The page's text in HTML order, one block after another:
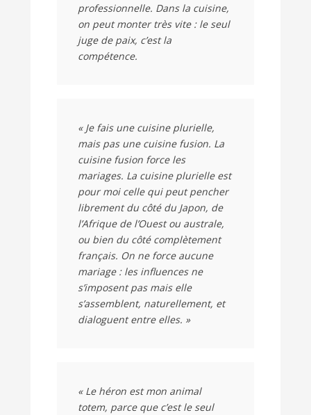
professionnelle. Dans la cuisine,
on peut monter très vite : le seul
juge de paix, c’est la
compétence.
« Je fais une cuisine plurielle,
mais pas une cuisine fusion. La
cuisine fusion force les
mariages. La cuisine plurielle est
pour moi celle qui peut pencher
librement du côté du Japon, de
l’Afrique de l’Ouest ou australe,
ou bien du côté complètement
français. On ne force aucune
mariage : les influences ne
s’imposent pas mais elle
s’assemblent, naturellement, et
dialoguent entre elles. »
« Le héron est mon animal
totem, parce que c’est le seul